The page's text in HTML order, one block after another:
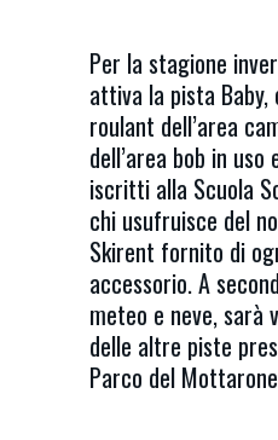
Per la stagione
attiva la pista
roulant dell’area
dell’area bob in uso
iscritti alla Scuola
chi usufruisce del
Skirent fornito di
accessorio. A
meteo e neve, sarà
delle altre piste
Parco del